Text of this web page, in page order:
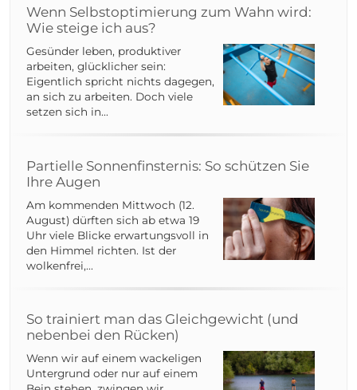
Wenn Selbstoptimierung zum Wahn wird:
Wie steige ich aus?
Gesünder leben, produktiver
arbeiten, glücklicher sein:
Eigentlich spricht nichts dagegen,
an sich zu arbeiten. Doch viele
setzen sich in...
Partielle Sonnenfinsternis: So schützen Sie
Ihre Augen
Am kommenden Mittwoch (12.
August) dürften sich ab etwa 19
Uhr viele Blicke erwartungsvoll in
den Himmel richten. Ist der
wolkenfrei,...
So trainiert man das Gleichgewicht (und
nebenbei den Rücken)
Wenn wir auf einem wackeligen
Untergrund oder nur auf einem